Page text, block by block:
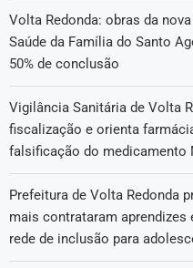
Volta Redonda: obras da
Saúde da Família do Santo
50% de conclusão
Vigilância Sanitária de Volta
fiscalização e orienta
falsificação do medicamento
Prefeitura de Volta Redonda
mais contrataram aprendizes
rede de inclusão para